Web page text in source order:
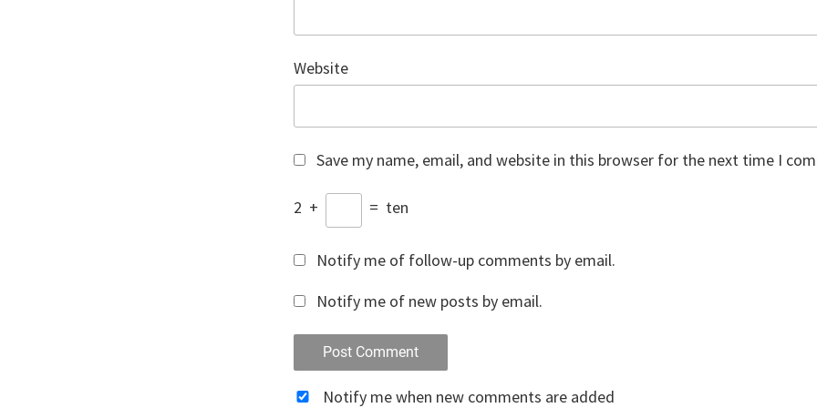
Website
Save my name, email, and website in this browser for the next time I
2 + = ten
Notify me of follow-up comments by email.
Notify me of new posts by email.
Notify me when new comments are added